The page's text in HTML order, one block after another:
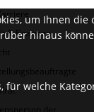
& Finanzen
der
um Ihnen
hinaus
für welche